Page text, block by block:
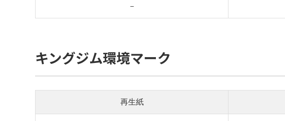
－
キングジム環境マーク
再生紙